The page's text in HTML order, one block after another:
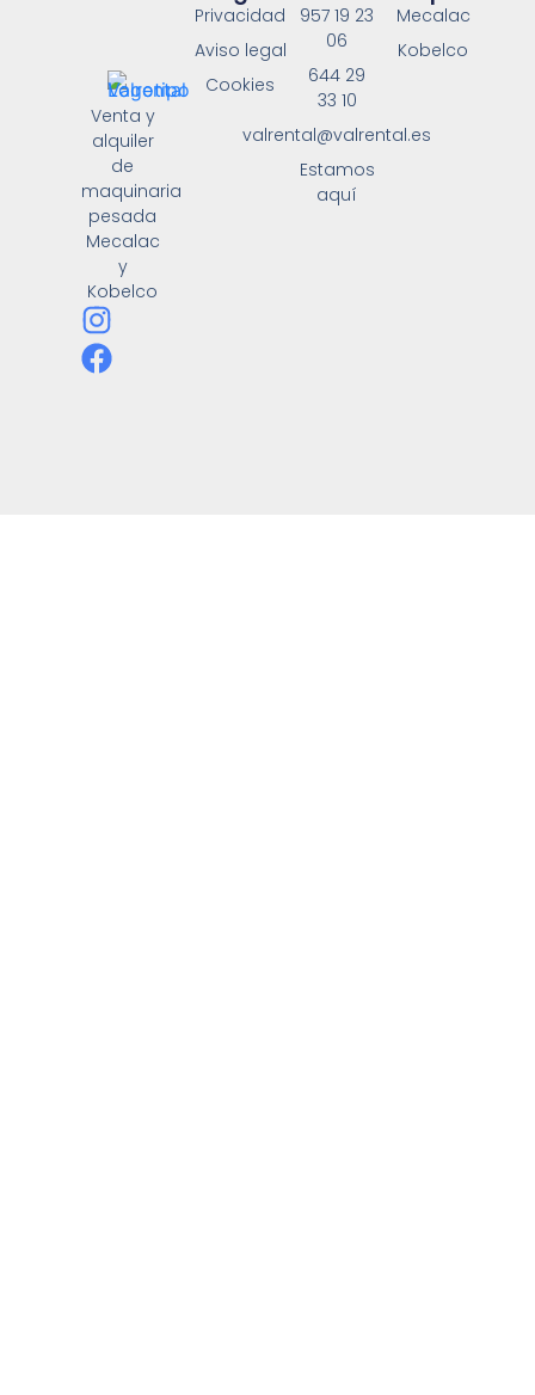
Venta y
alquiler
de
maquinaria
pesada
Mecalac
y
Kobelco
957 19 23
06
644 29
33 10
valrental@valrental.es
Estamos
aquí
Privacidad
Aviso legal
Cookies
Mecalac
Kobelco